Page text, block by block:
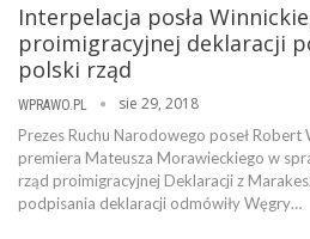
Interpelacja posła
proimigracyjnej deklaracji
polski rząd
WPRAWO.PL sie 29, 2018
Prezes Ruchu Narodowego poseł Robert
premiera Mateusza Morawieckiego w
rząd proimigracyjnej Deklaracji z
podpisania deklaracji odmówiły Węgry…